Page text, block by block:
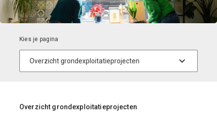
Overzicht grondexploitatieprojecten